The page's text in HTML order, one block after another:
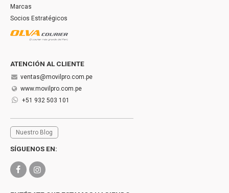
Marcas
Socios Estratégicos
ATENCIÓN AL CLIENTE
ventas@movilpro.com.pe
www.movilpro.com.pe
+51 932 503 101
Nuestro Blog
SÍGUENOS EN: